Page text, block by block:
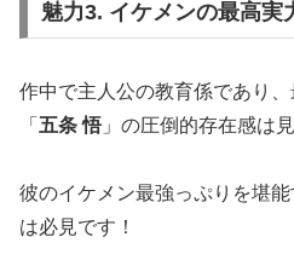
魅力3. イケメンの最高実
作中で主人公の教育係であり
「 五条 悟」の圧倒的存在感は
彼のイケメン最強っぷりを堪能
は必見です！